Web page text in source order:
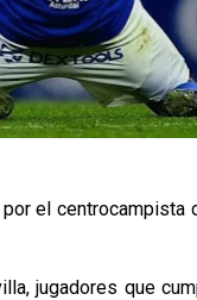
el
jugadores que